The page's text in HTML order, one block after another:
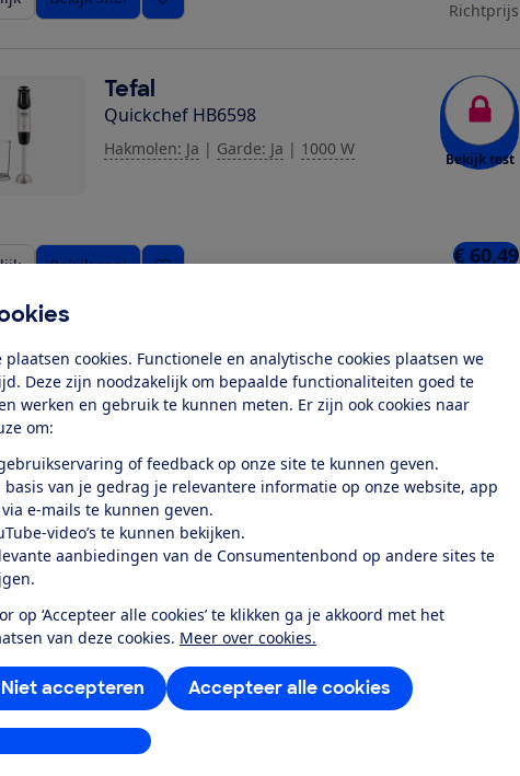
plaatsen cookies. Functionele en analytische cookies plaatsen we
Deze zijn noodzakelijk om bepaalde functionaliteiten goed te
werken en gebruik te kunnen meten. Er zijn ook cookies naar
om:
of feedback op onze site te kunnen geven.
basis van je gedrag je relevantere informatie op onze website, app
e-mails te kunnen geven.
video’s te kunnen bekijken.
aanbiedingen van de Consumentenbond op andere sites te
op ‘Accepteer alle cookies’ te klikken ga je akkoord met het
van deze cookies. Meer over cookies.
Accepteer alle cookies
Niet accepteren
aanpassen
Richtprijs
Tefal
Quickchef HB6598
Hakmolen: Ja | Garde: Ja | 1000 W
Bekijk test
Bekijk snel € 60,49
Bosch
Serie 8 ErgoMaster MSM8M914
Hakmolen: Nee | Garde: Ja | 1500 W
Bekijk snel
2 winkels
Bosch
Serie 8 ErgoMaster MSM8M930
Hakmolen: Ja | Garde: Nee | 1500 W